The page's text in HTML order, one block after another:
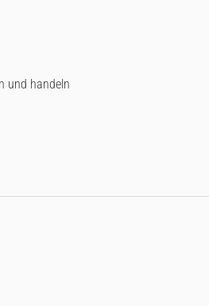
und handeln